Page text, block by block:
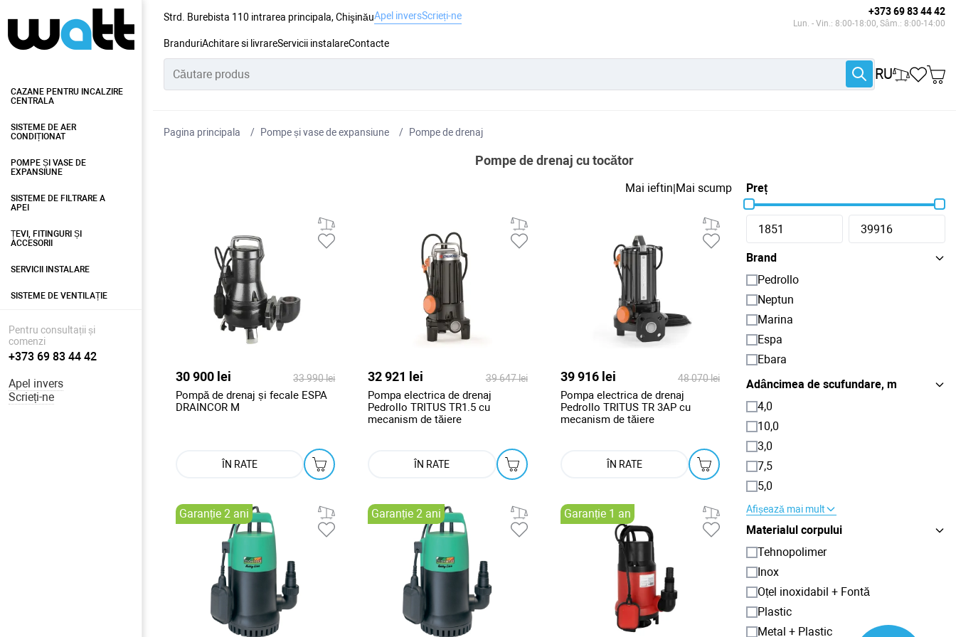
Strd. Burebista 110 intrarea principala, ChişinăuApel inversScrieți-ne +373 69 83 44 42
Lun. - Vin.: 8:00-18:00, Sâm.: 8:00-14:00
BranduriAchitare si livrareServicii instalareContacte
RU
CAZANE PENTRU INCALZIRE
CENTRALA
SISTEME DE AER
CONDIȚIONAT
POMPE ȘI VASE DE
EXPANSIUNE
SISTEME DE FILTRARE A
APEI
ȚEVI, FITINGURI ȘI
ACCESORII
SERVICII INSTALARE
SISTEME DE VENTILAȚIE
Pentru consultații și
comenzi
+373 69 83 44 42
Apel invers
Scrieți-ne
Pagina principala Pompe și vase de expansiune Pompe de drenaj
Pompe de drenaj cu tocător
Mai ieftin|Mai scump
30 900 lei 33 990 lei
Pompă de drenaj și fecale ESPA
DRAINCOR M
ÎN RATE
32 921 lei 39 647 lei
Pompa electrica de drenaj
Pedrollo TRITUS TR1.5 cu
mecanism de tăiere
ÎN RATE
39 916 lei 48 070 lei
Pompa electrica de drenaj
Pedrollo TRITUS TR 3AP cu
mecanism de tăiere
ÎN RATE
Garanție 2 ani Garanție 2 ani Garanție 1 an
Preț
Brand
Pedrollo
Neptun
Marina
Espa
Ebara
Adâncimea de scufundare, m
4,0
10,0
3,0
7,5
5,0
Afișează mai mult
Materialul corpului
Tehnopolimer
Inox
Oțel inoxidabil + Fontă
Plastic
Metal + Plastic